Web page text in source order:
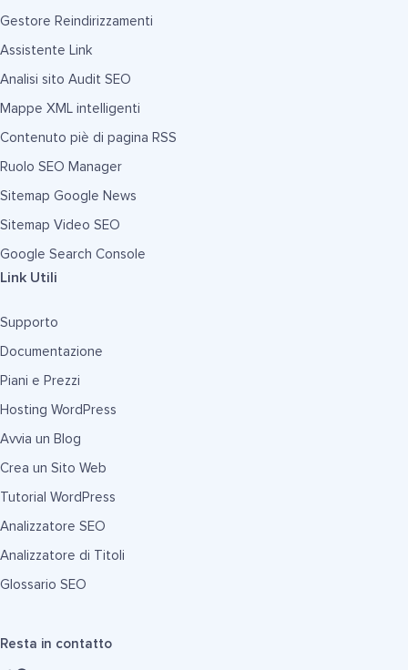
Gestore Reindirizzamenti
Assistente Link
Analisi sito Audit SEO
Mappe XML intelligenti
Contenuto piè di pagina RSS
Ruolo SEO Manager
Sitemap Google News
Sitemap Video SEO
Google Search Console
Link Utili
Supporto
Documentazione
Piani e Prezzi
Hosting WordPress
Avvia un Blog
Crea un Sito Web
Tutorial WordPress
Analizzatore SEO
Analizzatore di Titoli
Glossario SEO
Resta in contatto